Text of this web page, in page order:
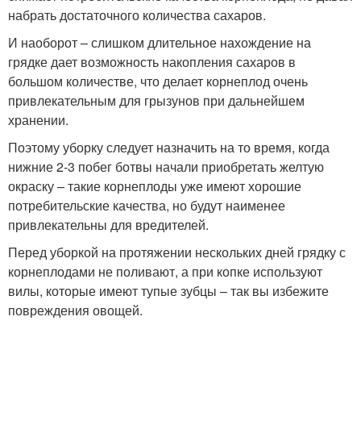
набрать достаточного количества сахаров.
И наоборот – слишком длительное нахождение на
грядке дает возможность накопления сахаров в
большом количестве, что делает корнеплод очень
привлекательным для грызунов при дальнейшем
хранении.
Поэтому уборку следует назначить на то время, когда
нижние 2-3 побег ботвы начали приобретать желтую
окраску – такие корнеплоды уже имеют хорошие
потребительские качества, но будут наименее
привлекательны для вредителей.
Перед уборкой на протяжении нескольких дней грядку с
корнеплодами не поливают, а при копке используют
вилы, которые имеют тупые зубцы – так вы избежите
повреждения овощей.